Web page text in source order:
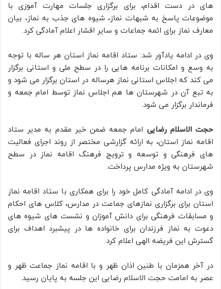
های در دست اقدام، برای برگزاری جلسات مهارت آموزی با
موضوعات پاسخ به شبهات نماز، شیوه های جذب به نماز، بیان
معارف نماز برای ائمه جماعات و سایر اقشار اعلام آمادگی کرد.
وی در ادامه یادآور شد: ستاد اقامه نماز استان هر ساله با توجه
به وسع و امکانات برنامه هایی را در سطح ملی و استانی برگزار
می کند که اجلاس استانی نماز هرساله در استان برگزار می شود و
به تبع آن در شهرستان ها هم اجلاس نماز توسط امام جمعه و
فرماندار برگزار می شود.
حجت الاسلام رضایی امام جمعه ضمن خیر مقدم به مدیر ستاد
اقامه نماز استان، به ارائه گزارشی مختصر از روند اجرای فعالیت
های فرهنگی و توسعه و ترویج فرهنگ اقامه نماز در سطح
شهرستان به ویژه مدارس پرداخت.
وی در ادامه آمادگی کامل خود را برای همکاری با ستاد اقامه نماز
استان برای برگزاری نمازهای جماعت در مدارس، کلاس های احکام
و مسابقات فرهنگی برای دانش آموزان و نشست های شیوه های
دعوت به نماز فرزندان برای خانواده ها در پیشبرد اهداف برای
گسترش این فریضه الهی اعلام کرد.
در آخر همزمان با طنین اذان ظهر و با اقامه نماز جماعت ظهر و
عصر به امامت حجت الاسلام رضایی این جلسه به پایان رسید.